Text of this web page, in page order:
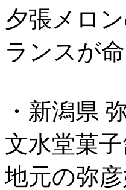
夕張メロ
ランスが命
・新潟県
文水堂菓
地元の弥